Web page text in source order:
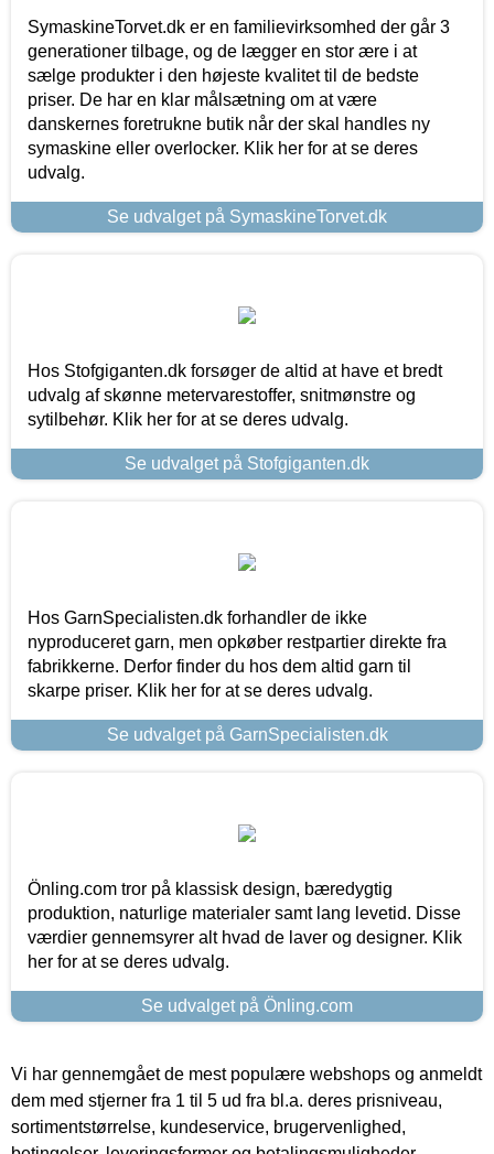
SymaskineTorvet.dk er en familievirksomhed der går 3
generationer tilbage, og de lægger en stor ære i at
sælge produkter i den højeste kvalitet til de bedste
priser. De har en klar målsætning om at være
danskernes foretrukne butik når der skal handles ny
symaskine eller overlocker. Klik her for at se deres
udvalg.
Se udvalget på SymaskineTorvet.dk
Hos Stofgiganten.dk forsøger de altid at have et bredt
udvalg af skønne metervarestoffer, snitmønstre og
sytilbehør. Klik her for at se deres udvalg.
Se udvalget på Stofgiganten.dk
Hos GarnSpecialisten.dk forhandler de ikke
nyproduceret garn, men opkøber restpartier direkte fra
fabrikkerne. Derfor finder du hos dem altid garn til
skarpe priser. Klik her for at se deres udvalg.
Se udvalget på GarnSpecialisten.dk
Önling.com tror på klassisk design, bæredygtig
produktion, naturlige materialer samt lang levetid. Disse
værdier gennemsyrer alt hvad de laver og designer. Klik
her for at se deres udvalg.
Se udvalget på Önling.com
Vi har gennemgået de mest populære webshops og anmeldt
dem med stjerner fra 1 til 5 ud fra bl.a. deres prisniveau,
sortimentstørrelse, kundeservice, brugervenlighed,